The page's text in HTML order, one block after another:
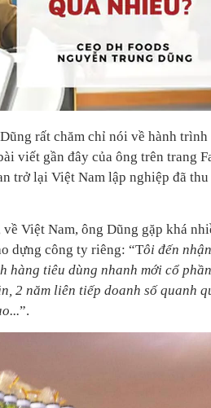
rất chăm chỉ nói về hành trình
viết gần đây của ông trên trang
trở lại Việt Nam lập nghiệp đã
Việt Nam, ông Dũng gặp khá
dựng công ty riêng: “Tôi đến
hàng tiêu dùng nhanh mới cổ
2 năm liên tiếp doanh số quanh
”.